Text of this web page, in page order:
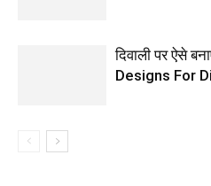
दिवाली पर ऐसे
Designs For